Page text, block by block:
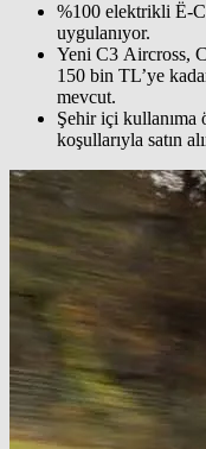
%100 elektrikli Ë-
uygulanıyor.
Yeni C3 Aircross,
150 bin TL’ye
mevcut.
Şehir içi kullanıma
koşullarıyla satın